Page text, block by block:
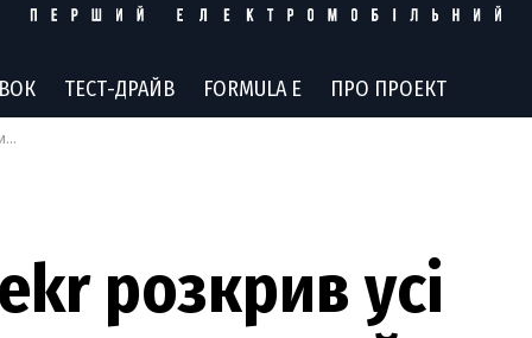
ТЕСТ-ДРАЙВ FORMULA E ПРО ПРОЕКТ
розкрив усі